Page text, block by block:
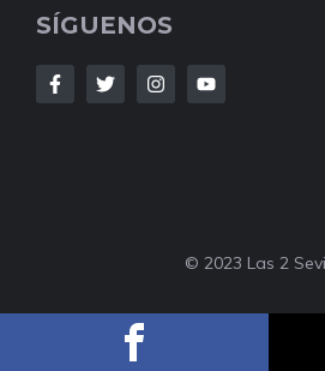
SÍGUENOS
© 2023 Las 2
Nuestro Equipo Sobre